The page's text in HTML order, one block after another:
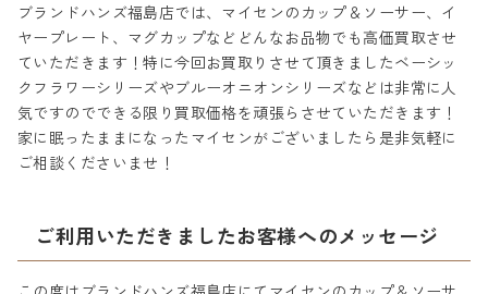
ブランドハンズ福島店では、マイセンのカップ＆ソーサー、イ
ヤープレート、マグカップなどどんなお品物でも高価買取させ
ていただきます！特に今回お買取りさせて頂きましたベーシッ
クフラワーシリーズやブルーオニオンシリーズなどは非常に人
気ですのでできる限り買取価格を頑張らさせていただきます！
家に眠ったままになったマイセンがございましたら是非気軽に
ご相談くださいませ！
ご利用いただきましたお客様へのメッセージ